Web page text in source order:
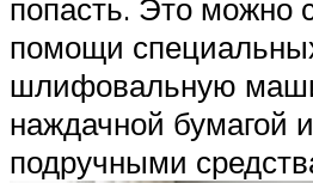
попасть. Это можно
помощи
шлифовальную
наждачной бумагой
подручными